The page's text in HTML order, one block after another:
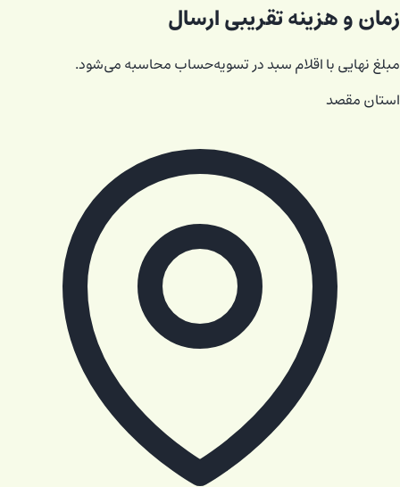
زمان و هزینه تقریبی ارسال
مبلغ نهایی با اقلام سبد در تسویه‌حساب محاسبه می‌شود.
استان مقصد